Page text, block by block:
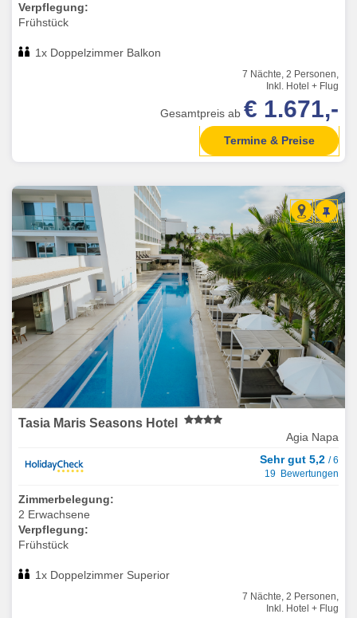
Verpflegung:
Frühstück
1x Doppelzimmer Balkon
7 Nächte, 2 Personen,
Inkl. Hotel + Flug
Gesamtpreis ab € 1.671,-
Termine & Preise
Tasia Maris Seasons Hotel
Agia Napa
Sehr gut 5,2 / 6
19 Bewertungen
Zimmerbelegung:
2 Erwachsene
Verpflegung:
Frühstück
1x Doppelzimmer Superior
7 Nächte, 2 Personen,
Inkl. Hotel + Flug